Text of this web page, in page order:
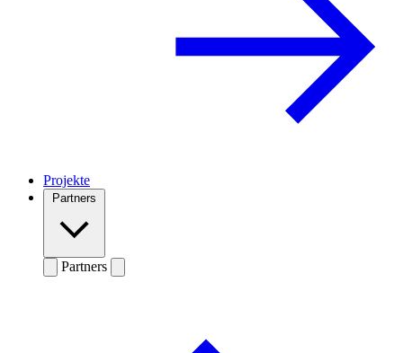
Projekte
Partners
Partners